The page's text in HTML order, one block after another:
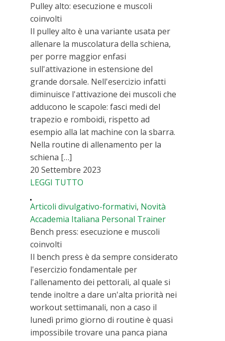
Pulley alto: esecuzione e muscoli
coinvolti
Il pulley alto è una variante usata per
allenare la muscolatura della schiena,
per porre maggior enfasi
sull'attivazione in estensione del
grande dorsale. Nell'esercizio infatti
diminuisce l'attivazione dei muscoli che
adducono le scapole: fasci medi del
trapezio e romboidi, rispetto ad
esempio alla lat machine con la sbarra.
Nella routine di allenamento per la
schiena […]
20 Settembre 2023
LEGGI TUTTO
Articoli divulgativo-formativi, Novità
Accademia Italiana Personal Trainer
Bench press: esecuzione e muscoli
coinvolti
Il bench press è da sempre considerato
l'esercizio fondamentale per
l'allenamento dei pettorali, al quale si
tende inoltre a dare un'alta priorità nei
workout settimanali, non a caso il
lunedì primo giorno di routine è quasi
impossibile trovare una panca piana